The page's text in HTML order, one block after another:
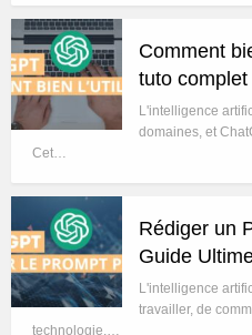
Comment
tuto complet
L'intelligence
domaines, et
Cet…
Rédiger un
Guide
L'intelligence
travailler, de
technologie.…